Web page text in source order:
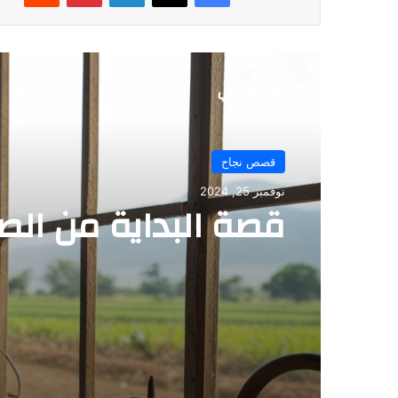
أقرأ التالي
قصص نجاح
نوفمبر 25, 2024
قصة البداية من